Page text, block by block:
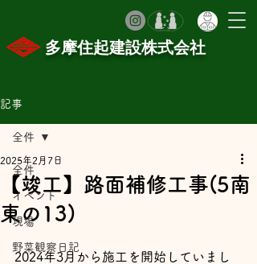
​多摩住起建設株式会社
記事
全件
イベント
現場
野菜観察日記
全件
【竣工】路面補修工事(5南
東の13)
2025年2月7日
2024年3月から施工を開始していまし